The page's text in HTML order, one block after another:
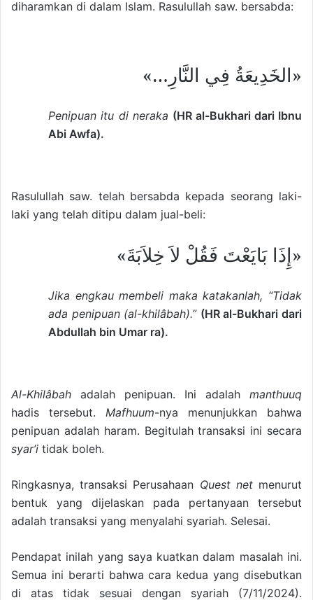
diharamkan di dalam Islam. Rasulullah saw. bersabda:
«الخَدِيعَةُ فِي النَّارِ…»
Penipuan itu di neraka (HR al-Bukhari dari Ibnu
Abi Awfa).
Rasulullah saw. telah bersabda kepada seorang laki-
laki yang telah ditipu dalam jual-beli:
«إِذَا بَايَعْتَ فَقُلْ لاَ خِلاَبَةَ»
Jika engkau membeli maka katakanlah, “Tidak
ada penipuan (al-khilâbah).” (HR al-Bukhari dari
Abdullah bin Umar ra).
Al-Khilâbah adalah penipuan. Ini adalah manthuuq
hadis tersebut. Mafhuum-nya menunjukkan bahwa
penipuan adalah haram. Begitulah transaksi ini secara
syar’i tidak boleh.
Ringkasnya, transaksi Perusahaan Quest netmenurut
bentuk yang dijelaskan pada pertanyaan tersebut
adalah transaksi yang menyalahi syariah. Selesai.
Pendapat inilah yang saya kuatkan dalam masalah ini.
Semua ini berarti bahwa cara kedua yang disebutkan
di atas tidak sesuai dengan syariah (7/11/2024).